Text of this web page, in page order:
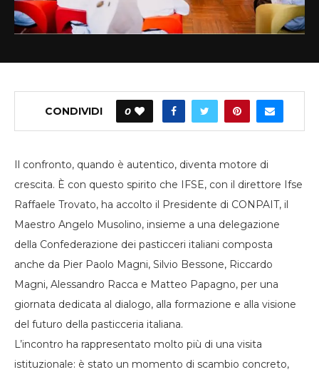
CONDIVIDI 0
Il confronto, quando è autentico, diventa motore di
crescita. È con questo spirito che IFSE, con il direttore Ifse
Raffaele Trovato, ha accolto il Presidente di CONPAIT, il
Maestro Angelo Musolino, insieme a una delegazione
della Confederazione dei pasticceri italiani composta
anche da Pier Paolo Magni, Silvio Bessone, Riccardo
Magni, Alessandro Racca e Matteo Papagno, per una
giornata dedicata al dialogo, alla formazione e alla visione
del futuro della pasticceria italiana.
L’incontro ha rappresentato molto più di una visita
istituzionale: è stato un momento di scambio concreto,